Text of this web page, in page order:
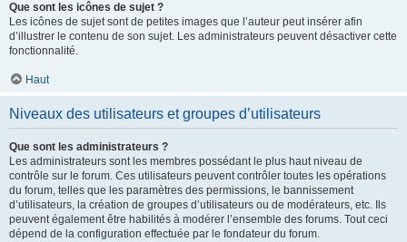
Que sont les icônes de sujet ?
Les icônes de sujet sont de petites images que l’auteur peut insérer afin
d’illustrer le contenu de son sujet. Les administrateurs peuvent désactiver cette
fonctionnalité.
Haut
Niveaux des utilisateurs et groupes d’utilisateurs
Que sont les administrateurs ?
Les administrateurs sont les membres possédant le plus haut niveau de
contrôle sur le forum. Ces utilisateurs peuvent contrôler toutes les opérations
du forum, telles que les paramètres des permissions, le bannissement
d’utilisateurs, la création de groupes d’utilisateurs ou de modérateurs, etc. Ils
peuvent également être habilités à modérer l’ensemble des forums. Tout ceci
dépend de la configuration effectuée par le fondateur du forum.